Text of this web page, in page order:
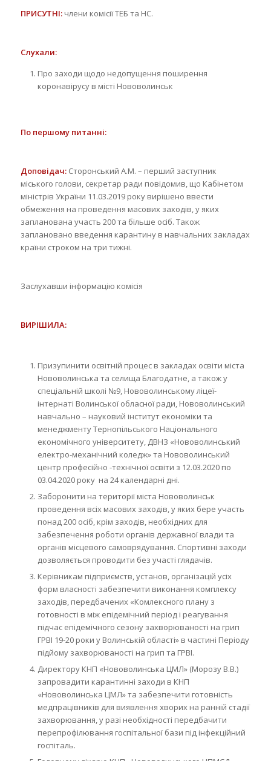
ПРИСУТНІ:члени комісії ТЕБ та НС.
Слухали:
Про заходи щодо недопущення поширення
коронавірусу в місті Нововолинськ
По першому питанні:
Доповідач: Сторонський А.М. – перший заступник
міського голови, секретар ради повідомив, що Кабінетом
міністрів України 11.03.2019 року вирішено ввести
обмеження на проведення масових заходів, у яких
запланована участь 200 та більше осіб. Також
заплановано введення карантину в навчальних закладах
країни строком на три тижні.
Заслухавши інформацію комісія
ВИРІШИЛА:
Призупинити освітній процес в закладах освіти міста
Нововолинська та селища Благодатне, а також у
спеціальній школі №9, Нововолинському ліцеї-
інтернаті Волинської обласної ради, Нововолинський
навчально – науковий інститут економіки та
менеджменту Тернопільського Національного
економічного університету, ДВНЗ «Нововолинський
електро-механічний коледж» та Нововолинський
центр професійно -технічної освіти з 12.03.2020 по
03.04.2020 року на 24 календарні дні.
Заборонити на території міста Нововолинськ
проведення всіх масових заходів, у яких бере участь
понад 200 осіб, крім заходів, необхідних для
забезпечення роботи органів державної влади та
органів місцевого самоврядування. Спортивні заходи
дозволяється проводити без участі глядачів.
Керівникам підприємств, установ, організацій усіх
форм власності забезпечити виконання комплексу
заходів, передбачених «Комлексного плану з
готовності в між епідемічний період і реагування
підчас епідемічного сезону захворюваності на грип
ГРВІ 19-20 роки у Волинській області» в частині Періоду
підйому захворюваності на грип та ГРВІ.
Директору КНП «Нововолинська ЦМЛ» (Морозу В.В.)
запровадити карантинні заходи в КНП
«Нововолинська ЦМЛ» та забезпечити готовність
медпрацівників для виявлення хворих на ранній стадії
захворювання, у разі необхідності передбачити
перепрофілювання госпітальної бази під інфекційний
госпіталь.